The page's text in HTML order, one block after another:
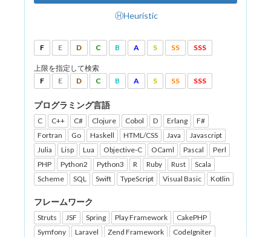
ⒽHeuristic
F E D C B A S SS SSS
上限を指定して検索
F
E D C B A S SS SSS
プログラミング言語
C C++ C# Clojure Cobol D Erlang
F#
Fortran
Go Haskell HTML/CSS Java
Javascript
Julia
Lisp Lua Objective-C OCaml Pascal
Perl
PHP
Python2 Python3 R Ruby Rust
Scala
Scheme
SQL Swift TypeScript Visual Basic Kotlin
フレームワーク
Struts JSF Spring Play Framework
CakePHP
Symfony
Laravel Zend Framework
CodeIgniter